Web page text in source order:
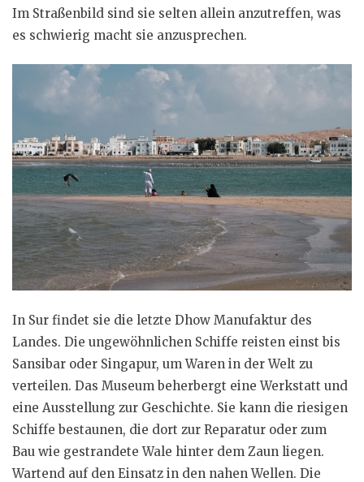
Im Straßenbild sind sie selten allein anzutreffen, was
es schwierig macht sie anzusprechen.
In Sur findet sie die letzte Dhow Manufaktur des
Landes. Die ungewöhnlichen Schiffe reisten einst bis
Sansibar oder Singapur, um Waren in der Welt zu
verteilen. Das Museum beherbergt eine Werkstatt und
eine Ausstellung zur Geschichte. Sie kann die riesigen
Schiffe bestaunen, die dort zur Reparatur oder zum
Bau wie gestrandete Wale hinter dem Zaun liegen.
Wartend auf den Einsatz in den nahen Wellen. Die